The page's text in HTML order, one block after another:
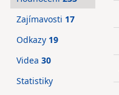
Zajímavosti 17
Odkazy 19
Videa 30
Statistiky